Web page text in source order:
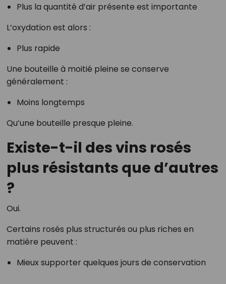
Plus la quantité d’air présente est importante
L’oxydation est alors :
Plus rapide
Une bouteille à moitié pleine se conserve
généralement :
Moins longtemps
Qu’une bouteille presque pleine.
Existe-t-il des vins rosés
plus résistants que d’autres
?
Oui.
Certains rosés plus structurés ou plus riches en
matière peuvent :
Mieux supporter quelques jours de conservation